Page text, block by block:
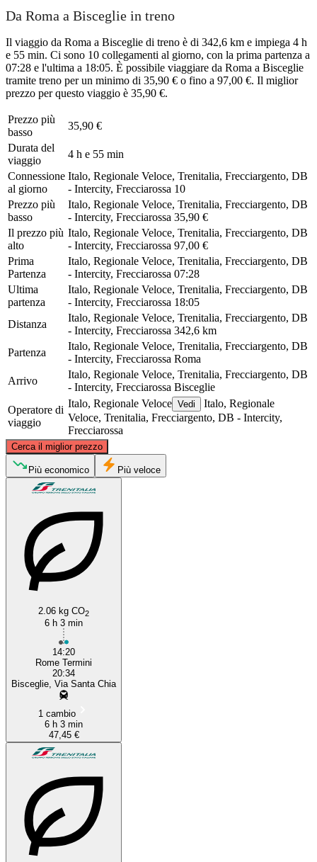
Da Roma a Bisceglie in treno
Il viaggio da Roma a Bisceglie di treno è di 342,6 km e impiega 4 h
e 55 min. Ci sono 10 collegamenti al giorno, con la prima partenza a
07:28 e l'ultima a 18:05. È possibile viaggiare da Roma a Bisceglie
tramite treno per un minimo di 35,90 € o fino a 97,00 €. Il miglior
prezzo per questo viaggio è 35,90 €.
Prezzo più
basso
35,90 €
Durata del
viaggio
4 h e 55 min
Connessione
al giorno
Italo, Regionale Veloce, Trenitalia, Frecciargento, DB
- Intercity, Frecciarossa 10
Prezzo più
basso
Italo, Regionale Veloce, Trenitalia, Frecciargento, DB
- Intercity, Frecciarossa 35,90 €
Il prezzo più
alto
Italo, Regionale Veloce, Trenitalia, Frecciargento, DB
- Intercity, Frecciarossa 97,00 €
Prima
Partenza
Italo, Regionale Veloce, Trenitalia, Frecciargento, DB
- Intercity, Frecciarossa 07:28
Ultima
partenza
Italo, Regionale Veloce, Trenitalia, Frecciargento, DB
- Intercity, Frecciarossa 18:05
Distanza
Italo, Regionale Veloce, Trenitalia, Frecciargento, DB
- Intercity, Frecciarossa 342,6 km
Partenza
Italo, Regionale Veloce, Trenitalia, Frecciargento, DB
- Intercity, Frecciarossa Roma
Arrivo
Italo, Regionale Veloce, Trenitalia, Frecciargento, DB
- Intercity, Frecciarossa Bisceglie
Operatore di
viaggio
Italo, Regionale Veloce Vedi
Italo, Regionale
Veloce, Trenitalia, Frecciargento, DB - Intercity,
Frecciarossa
Cerca il miglior prezzo
Più economico Più veloce
2.06 kg CO2
6 h 3 min
14:20
Rome Termini
20:34
Bisceglie, Via Santa Chia
1 cambio
6 h 3 min
47,45 €